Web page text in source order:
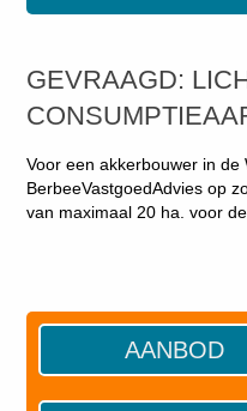
GEVRAAGD:
Voor een akkerbouwer in de
BerbeeVastgoedAdvies op
van maximaal 20 ha. voor
AANBOD